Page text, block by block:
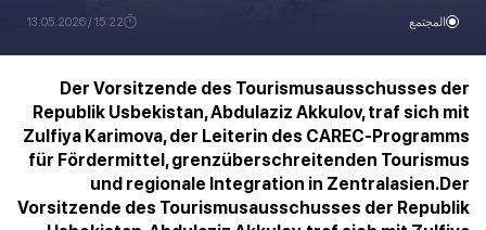
المجتمع 15:22 / 13.05.2026
Der Vorsitzende des Tourismusausschusses der
Republik Usbekistan, Abdulaziz Akkulov, traf sich mit
Zulfiya Karimova, der Leiterin des CAREC-Programms
für Fördermittel, grenzüberschreitenden Tourismus
und regionale Integration in Zentralasien.Der
Vorsitzende des Tourismusausschusses der Republik